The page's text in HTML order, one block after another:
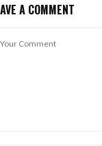
A COMMENT